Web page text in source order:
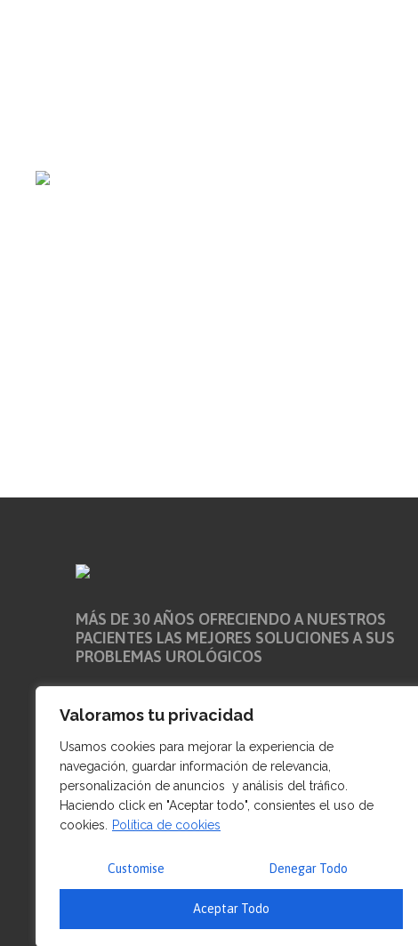
Valoramos tu privacidad
Usamos cookies para mejorar la experiencia de
navegación, guardar información de relevancia,
personalización de anuncios y análisis del tráfico.
Haciendo click en "Aceptar todo", consientes el uso de
cookies.
Política de cookies
Customise Denegar Todo
Aceptar Todo
MÁS DE 30 AÑOS OFRECIENDO A NUESTROS
PACIENTES LAS MEJORES SOLUCIONES A SUS
PROBLEMAS UROLÓGICOS
de La Coruña. Frente al aparcamiento público de la Plaza
Maestro Mateo numero 8 entreplanta izda, a escasos
metros de la Av. Buenos Aires y del Paseo Marítimo
Número de registro sanitario: C-15-001465